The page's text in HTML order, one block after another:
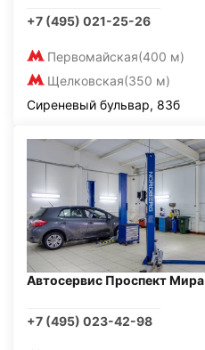
+7 (495) 021-25-26
Первомайская(400 м)
Щелковская(350 м)
Сиреневый бульвар, 83б
Автосервис Проспект Мира
+7 (495) 023-42-98